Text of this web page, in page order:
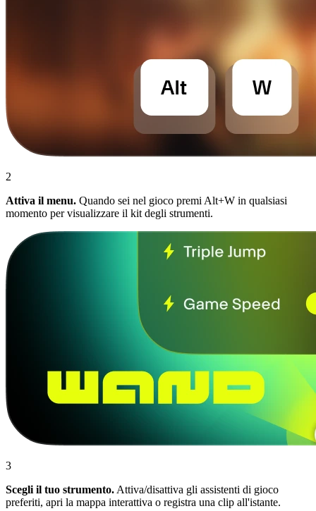
2
Attiva il menu. Quando sei nel gioco premi Alt+W in qualsiasi
momento per visualizzare il kit degli strumenti.
3
Scegli il tuo strumento. Attiva/disattiva gli assistenti di gioco
preferiti, apri la mappa interattiva o registra una clip all'istante.